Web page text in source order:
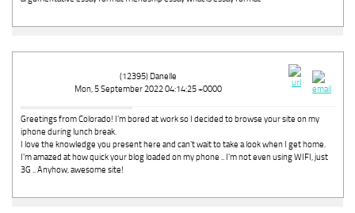
(12395) Danelle
Mon, 5 September 2022 04:14:25 +0000
Greetings from Colorado! I'm bored at work so I decided to browse your site on my
iphone during lunch break.
I love the knowledge you present here and can't wait to take a look when I get home.
I'm amazed at how quick your blog loaded on my phone .. I'm not even using WIFI, just
3G .. Anyhow, awesome site!